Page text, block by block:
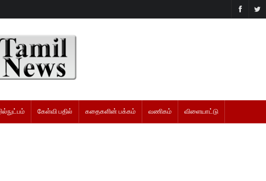
கேள்வி பதில் கதைகளின் பக்கம் வணிகம் விளையாட்டு